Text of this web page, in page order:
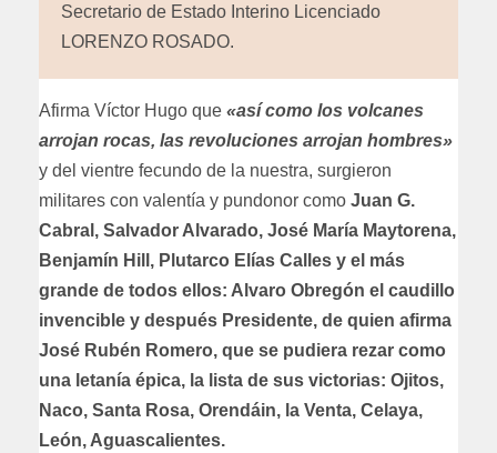
Secretario de Estado Interino Licenciado
LORENZO ROSADO.
Afirma Víctor Hugo que «así como los volcanes
arrojan rocas, las revoluciones arrojan hombres»
y del vientre fecundo de la nuestra, surgieron
militares con valentía y pundonor como Juan G.
Cabral, Salvador Alvarado, José María Maytorena,
Benjamín Hill, Plutarco Elías Calles y el más
grande de todos ellos: Alvaro Obregón el caudillo
invencible y después Presidente, de quien afirma
José Rubén Romero, que se pudiera rezar como
una letanía épica, la lista de sus victorias: Ojitos,
Naco, Santa Rosa, Orendáin, la Venta, Celaya,
León, Aguascalientes.